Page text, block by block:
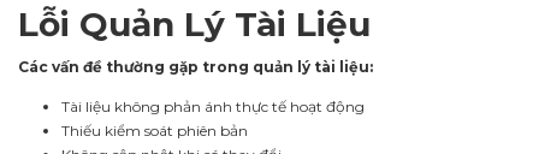
Lỗi Quản Lý Tài Liệu
Các vấn đề thường gặp trong quản lý tài liệu:
Tài liệu không phản ánh thực tế hoạt động
Thiếu kiểm soát phiên bản